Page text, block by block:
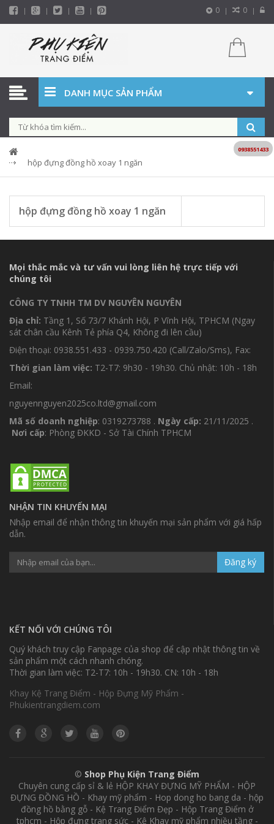
0 0
DANH MỤC SẢN PHẨM
hộp đựng đồng hồ xoay 1 ngăn
hộp đựng đồng hồ xoay 1 ngăn
Mọi thắc mắc và tư vấn vui lòng liên hệ trực tiếp với
chúng tôi
CÔNG TY TNHH TM DV NGUYÊN NGUYÊN
Địa chỉ: Tầng 1, Số 73/7 Khánh Hội, P Vĩnh Hội, TPHCM (Ngay
sát chân cầu Kênh Tẻ phía Q4, Không đi lên cầu)
Điện thoại: 0938.551.433 - 0939.750.420 (Call/Zalo/Sms), Fax:
Thời gian làm việc: T2-T7: 9h30 - 19h30. Chủ nhật: 10h - 18h
Email:
nguyennguyen2025co.ltd@gmail.com
Mã số doanh nghiệp: 0319273788 . Ngày cấp: 21/11/2025 .
Nơi cấp: Phòng ĐKKD - Sở Tài Chính TPHCM
NHẬN TIN KHUYẾN MẠI
Nhập email để nhận thông tin khuyến mại sản phẩm với giá hấp
dẫn.
Đăng ký
KẾT NỐI VỚI CHÚNG TÔI
Quý khách truy cập Fanpage của shop để cập nhật thông tin về
sản phẩm một cách nhanh chóng.
Thời gian làm việc: T2-T7: 10h - 19h30. CN: 10h - 18h
Khay Kệ Trang Điểm - Hộp Đựng Mỹ Phẩm -
Phukientrangdiem.com
© Shop Phụ Kiện Trang Điểm
Chuyên cung cấp sỉ & lẻ HỘP KHAY ĐỰNG MỸ PHẨM - HỘP
ĐỰNG ĐỒNG HỒ - Khay mỹ phẩm - Hop dong ho bang da - hộp
đồng hồ bằng gỗ - Kệ Trang Điểm Đẹp - Hộp Trang Điểm ở
tphcm - Hộp đựng trang sức - Kệ Khay mỹ phẩm nhiều tầng -
0938551433